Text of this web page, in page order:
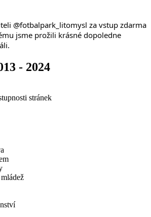
@fotbalpark_litomysl za vstup zdarma
jsme prožili krásné dopoledne
- 2024
stránek